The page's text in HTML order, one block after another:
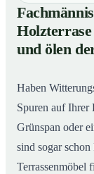
01
Gerlingen
02So
und ölen
Haben
Spuren auf Ihrer
Grünspan oder
sind sogar
Terrassenmöbel